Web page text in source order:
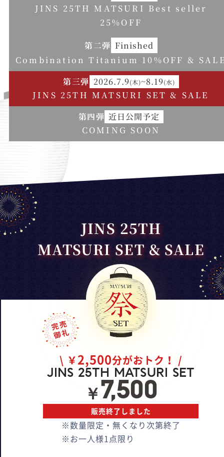
JINS 25TH MATSURI Best seller
25%OFF
第二弾 Finished
Combination Titanium 10%OFF &
第三弾 2026.7.9(木)~8.19(水)
JINS 25TH MATSURI SET & SALE
第四弾 近日公開予定
COMING SOON
JINS 25TH
MATSURI SET & SALE
JINS 25TH MATSURI SET
\ ￥2,500分がおトク！ /
￥ 7,500
販売終了しました
※数量限定・無くなり次第終了
※お一人様1点限り